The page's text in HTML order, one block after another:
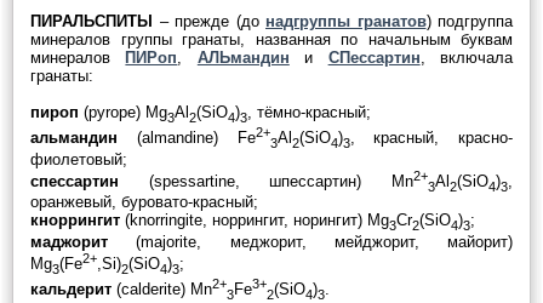
ПИРАЛЬСПИТЫ – прежде (до надгруппы гранатов) подгруппа
минералов группы гранаты, названная по начальным буквам
минералов
ПИРоп, АЛЬмандин и СПессартин, включала
гранаты:
пироп (pyrope) Mg3Al 2(SiO4)3, тёмно-красный;
альмандин (almandine) Fe2+
3Al 2(SiO4)3, красный, красно-
фиолетовый;
спессартин (spessartine, шпессартин) Mn2+
3Al 2(SiO4)3
оранжевый, буровато-красный;
кноррингит (knorringite, норрингит, норингит) Mg3Cr2(SiO4)3;
маджорит (majorite, меджорит, мейджорит, майорит)
Mg3(Fe2+,Si)2(SiO4)3;
кальдерит (сalderite) Mn2+
3Fe3+
2(SiO4)3.